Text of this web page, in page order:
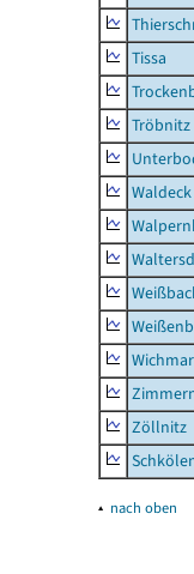
Tissa
Tröbnitz
Waldeck
Wichmar
Zöllnitz
▴ nach oben